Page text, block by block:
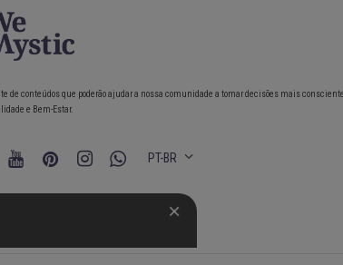
de conteúdos que poderão ajudar a nossa comunidade a tomar decisões mais
e Bem-Estar.
PT-BR